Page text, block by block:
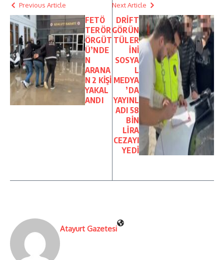
Previous Article
FETÖ
TERÖR
ÖRGÜT
Ü’NDE
N
ARANA
N 2 KİŞİ
YAKAL
ANDI
Next Article
DRİFT
GÖRÜN
TÜLER
İNİ
SOSYA
L
MEDYA
’DA
YAYINL
ADI 58
BİN
LİRA
CEZAYI
YEDİ
Atayurt Gazetesi